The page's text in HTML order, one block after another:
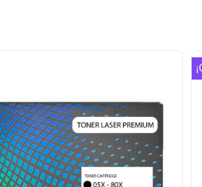
Añadir
a la
lista de
deseos